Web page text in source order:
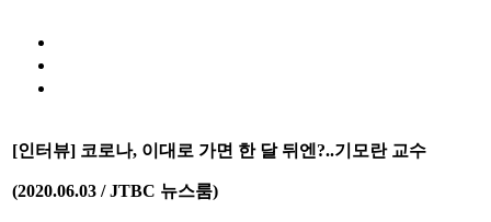
[인터뷰] 코로나, 이대로 가면 한 달 뒤엔?..기모란 교수
(2020.06.03 / JTBC 뉴스룸)